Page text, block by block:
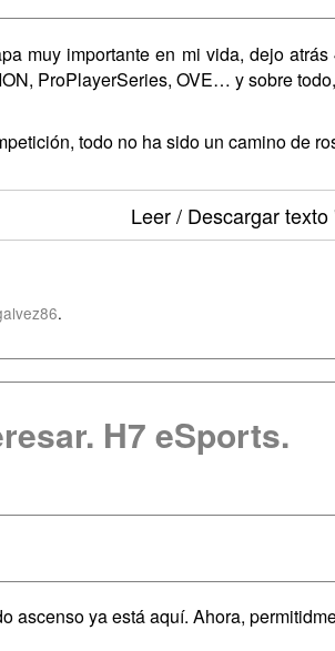
muy importante en mi vida, dejo
ProPlayerSeries, OVE… y sobre
todo no ha sido un camino de
Leer / Descargar texto
.
H7 eSports.
ascenso ya está aquí. Ahora,